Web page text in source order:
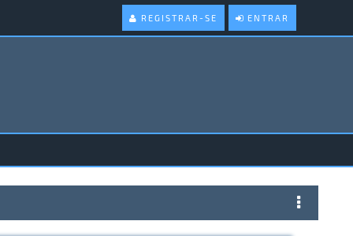
ENTRAR
REGISTRAR-SE